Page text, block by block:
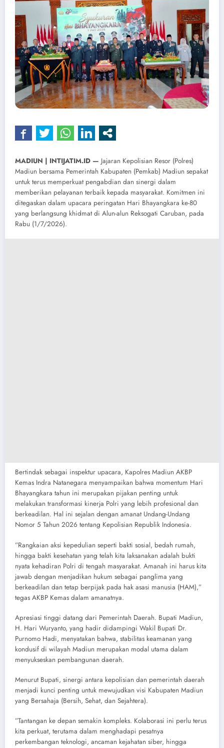
MADIUN | INTIJATIM.ID — Jajaran Kepolisian Resor (Polres)
Madiun bersama Pemerintah Kabupaten (Pemkab) Madiun sepakat
untuk terus memperkuat pengabdian dan sinergi dalam
memberikan pelayanan terbaik kepada masyarakat. Komitmen ini
ditegaskan dalam upacara peringatan Hari Bhayangkara ke-80
yang berlangsung khidmat di Alun-alun Reksogati Caruban, pada
Rabu (1/7/2026).
​Bertindak sebagai inspektur upacara, Kapolres Madiun AKBP
Kemas Indra Natanegara menyampaikan bahwa momentum Hari
Bhayangkara tahun ini merupakan pijakan penting untuk
melakukan transformasi kinerja Polri yang lebih profesional dan
berkeadilan. Hal ini sejalan dengan amanat Undang-Undang
Nomor 5 Tahun 2026 tentang Kepolisian Republik Indonesia.
​”Rangkaian aksi kepedulian seperti bakti sosial, bedah rumah,
hingga bakti kesehatan yang telah kita laksanakan adalah bukti
nyata kehadiran Polri di tengah masyarakat. Amanah ini harus kita
jawab dengan menjadikan hukum sebagai panglima yang
berkeadilan dan tetap berpijak pada hak asasi manusia (HAM),”
tegas AKBP Kemas dalam amanatnya.
​Apresiasi tinggi datang dari Pemerintah Daerah. Bupati Madiun,
H. Hari Wuryanto, yang hadir didampingi Wakil Bupati Dr.
Purnomo Hadi, menyatakan bahwa, stabilitas keamanan yang
kondusif di wilayah Madiun merupakan modal utama dalam
menyukseskan pembangunan daerah.
​Menurut Bupati, sinergi antara kepolisian dan pemerintah daerah
menjadi kunci penting untuk mewujudkan visi Kabupaten Madiun
yang Bersahaja (Bersih, Sehat, dan Sejahtera).
​”Tantangan ke depan semakin kompleks. Kolaborasi ini perlu terus
kita perkuat, terutama dalam menghadapi pesatnya
perkembangan teknologi, ancaman kejahatan siber, hingga